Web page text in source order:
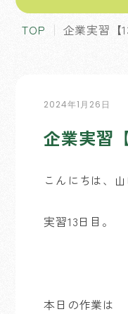
TOP 企業実習【
2024年1月26日
企業実習
こんにちは、山
実習13日目。
本日の作業は